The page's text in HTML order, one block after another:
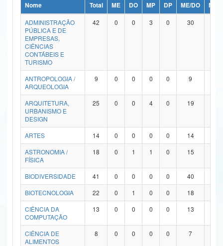
Ministério da Ciência, Tecnologia, Inovações e Comunicações
Ministério do Meio Ambiente
Ministério do Turismo
Ministério do Desenvolvimento Regional
Controladoria-Geral da União
Ministério da Mulher, da Família e dos Direitos Humanos
Secretaria de Governo
Advocacia-Geral da União
Banco Central do Brasil
Nome Total ME DO MP DP ME/DO
MP/
ADMINISTRAÇÃO
PÚBLICA E DE
EMPRESAS,
CIÊNCIAS
CONTÁBEIS E
TURISMO
42 0 0 3 0 30
ANTROPOLOGIA /
ARQUEOLOGIA
9 0 0 0 0 9
ARQUITETURA,
URBANISMO E
DESIGN
25 0 0 4 0 19
ARTES 14 0 0 0 0 14
ASTRONOMIA /
FÍSICA
18 0 1 1 0 15
BIODIVERSIDADE 41 0 0 0 0 40
BIOTECNOLOGIA
22 0 1 0 0 18
CIÊNCIA DA
COMPUTAÇÃO
13 0 0 0 0 13
CIÊNCIA DE
ALIMENTOS
8 0 0 0 0 7